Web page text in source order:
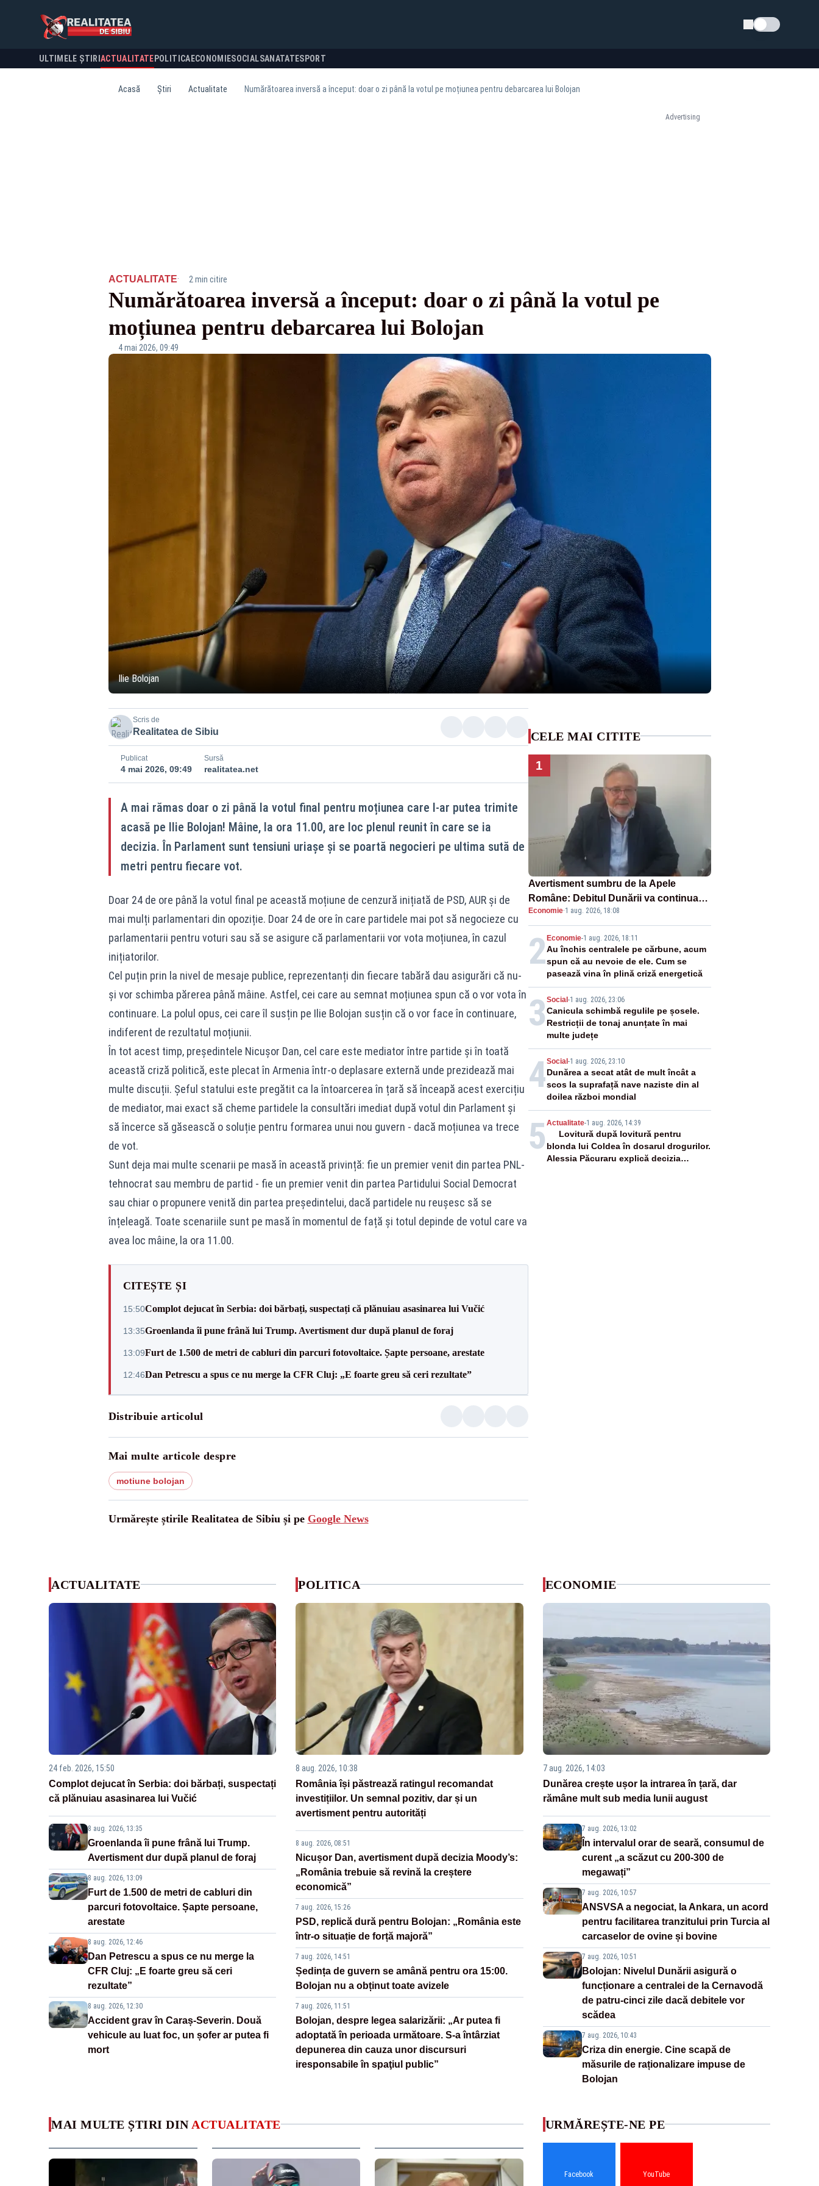
Schimba tema
ULTIMELE ȘTIRI ACTUALITATE POLITICA ECONOMIESOCIALSANATATESPORT
Acasă Știri Actualitate Numărătoarea inversă a început: doar o zi până la votul pe moțiunea pentru debarcarea lui Bolojan
Advertising
ACTUALITATE· 2 min citire
Numărătoarea inversă a început: doar o zi până la votul pe
moțiunea pentru debarcarea lui Bolojan
4 mai 2026, 09:49
Ilie Bolojan
Scris de
Realitatea de Sibiu
Publicat
4 mai 2026, 09:49
Sursă
realitatea.net
A mai rămas doar o zi până la votul final pentru moțiunea care l-ar putea trimite
acasă pe Ilie Bolojan! Mâine, la ora 11.00, are loc plenul reunit în care se ia
decizia. În Parlament sunt tensiuni uriașe și se poartă negocieri pe ultima sută de
metri pentru fiecare vot.
Doar 24 de ore până la votul final pe această moțiune de cenzură inițiată de PSD, AUR și de
mai mulți parlamentari din opoziție. Doar 24 de ore în care partidele mai pot să negocieze cu
parlamentarii pentru voturi sau să se asigure că parlamentarii vor vota moțiunea, în cazul
inițiatorilor.
Cel puțin prin la nivel de mesaje publice, reprezentanți din fiecare tabără dau asigurări că nu-
și vor schimba părerea până mâine. Astfel, cei care au semnat moțiunea spun că o vor vota în
continuare. La polul opus, cei care îl susțin pe Ilie Bolojan susțin că o vor face în continuare,
indiferent de rezultatul moțiunii.
În tot acest timp, președintele Nicușor Dan, cel care este mediator între partide și în toată
această criză politică, este plecat în Armenia într-o deplasare externă unde prezidează mai
multe discuții. Șeful statului este pregătit ca la întoarcerea în țară să înceapă acest exercițiu
de mediator, mai exact să cheme partidele la consultări imediat după votul din Parlament și
să încerce să găsească o soluție pentru formarea unui nou guvern - dacă moțiunea va trece
de vot.
Sunt deja mai multe scenarii pe masă în această privință: fie un premier venit din partea PNL-
tehnocrat sau membru de partid - fie un premier venit din partea Partidului Social Democrat
sau chiar o propunere venită din partea președintelui, dacă partidele nu reușesc să se
înțeleagă. Toate scenariile sunt pe masă în momentul de față și totul depinde de votul care va
avea loc mâine, la ora 11.00.
CITEȘTE ȘI
15:50Complot dejucat în Serbia: doi bărbați, suspectați că plănuiau asasinarea lui Vučić
13:35Groenlanda îi pune frână lui Trump. Avertisment dur după planul de foraj
13:09Furt de 1.500 de metri de cabluri din parcuri fotovoltaice. Șapte persoane, arestate
12:46Dan Petrescu a spus ce nu merge la CFR Cluj: „E foarte greu să ceri rezultate”
Distribuie articolul
Mai multe articole despre
motiune bolojan
Urmărește știrile Realitatea de Sibiu și pe Google News
CELE MAI CITITE
1
Avertisment sumbru de la Apele
Române: Debitul Dunării va continua
să scadă. Cernavodă s-ar putea închide
în 4 zile
Economie·1 aug. 2026, 18:08
2Economie-1 aug. 2026, 18:11
Au închis centralele pe cărbune, acum
spun că au nevoie de ele. Cum se
pasează vina în plină criză energetică
3 Social-1 aug. 2026, 23:06
Canicula schimbă regulile pe șosele.
Restricții de tonaj anunțate în mai
multe județe
4Social-1 aug. 2026, 23:10
Dunărea a secat atât de mult încât a
scos la suprafață nave naziste din al
doilea război mondial
5 Actualitate-1 aug. 2026, 14:39
Lovitură după lovitură pentru
blonda lui Coldea în dosarul drogurilor.
Alessia Păcuraru explică decizia
ACTUALITATE
24 feb. 2026, 15:50
Complot dejucat în Serbia: doi bărbați, suspectați
că plănuiau asasinarea lui Vučić
8 aug. 2026, 13:35
Groenlanda îi pune frână lui Trump.
Avertisment dur după planul de foraj
8 aug. 2026, 13:09
Furt de 1.500 de metri de cabluri din
parcuri fotovoltaice. Șapte persoane,
arestate
8 aug. 2026, 12:46
Dan Petrescu a spus ce nu merge la
CFR Cluj: „E foarte greu să ceri
rezultate”
8 aug. 2026, 12:30
Accident grav în Caraș-Severin. Două
vehicule au luat foc, un șofer ar putea fi
mort
POLITICA
8 aug. 2026, 10:38
România își păstrează ratingul recomandat
investițiilor. Un semnal pozitiv, dar și un
avertisment pentru autorități
8 aug. 2026, 08:51
Nicușor Dan, avertisment după decizia Moody’s:
„România trebuie să revină la creștere
economică”
7 aug. 2026, 15:26
PSD, replică dură pentru Bolojan: „România este
într-o situație de forță majoră”
7 aug. 2026, 14:51
Ședința de guvern se amână pentru ora 15:00.
Bolojan nu a obținut toate avizele
7 aug. 2026, 11:51
Bolojan, despre legea salarizării: „Ar putea fi
adoptată în perioada următoare. S-a întârziat
depunerea din cauza unor discursuri
iresponsabile în spaţiul public”
ECONOMIE
7 aug. 2026, 14:03
Dunărea crește ușor la intrarea în țară, dar
rămâne mult sub media lunii august
7 aug. 2026, 13:02
În intervalul orar de seară, consumul de
curent „a scăzut cu 200-300 de
megawați”
7 aug. 2026, 10:57
ANSVSA a negociat, la Ankara, un acord
pentru facilitarea tranzitului prin Turcia al
carcaselor de ovine și bovine
7 aug. 2026, 10:51
Bolojan: Nivelul Dunării asigură o
funcționare a centralei de la Cernavodă
de patru-cinci zile dacă debitele vor
scădea
7 aug. 2026, 10:43
Criza din energie. Cine scapă de
măsurile de raționalizare impuse de
Bolojan
MAI MULTE ȘTIRI DIN ACTUALITATE URMĂREȘTE-NE PE
Facebook YouTube